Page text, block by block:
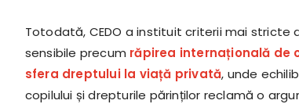
Totodată, CEDO a instituit criterii mai stricte
sensibile precum răpirea internațională de
sfera dreptului la viață privată, unde
copilului și drepturile părinților reclamă o